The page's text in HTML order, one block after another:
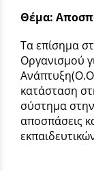
Θέμα:
Τα επίσημα
Οργανισμού
κατάσταση
σύστημα
αποσπάσεις